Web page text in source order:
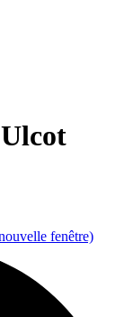
fenêtre)